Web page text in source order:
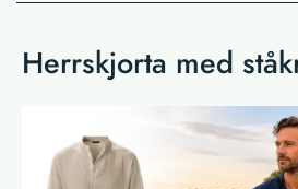
Herrskjorta med